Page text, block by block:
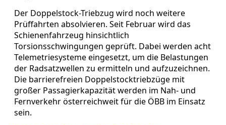
Der Doppelstock-Triebzug wird noch weitere
Prüffahrten absolvieren. Seit Februar wird das
Schienenfahrzeug hinsichtlich
Torsionsschwingungen geprüft. Dabei werden acht
Telemetriesysteme eingesetzt, um die Belastungen
der Radsatzwellen zu ermitteln und aufzuzeichnen.
Die barrierefreien Doppelstocktriebzüge mit
großer Passagierkapazität werden im Nah- und
Fernverkehr österreichweit für die ÖBB im Einsatz
sein.